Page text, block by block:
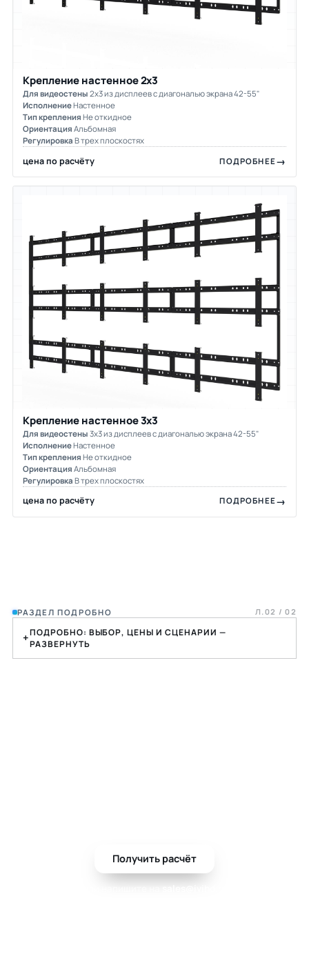
Крепление настенное 2х3
Для видеостены 2х3 из дисплеев с диагональю экрана 42-55"
ИсполнениеНастенное
Тип крепления Не откидное
Ориентация Альбомная
Регулировка В трех плоскостях
цена по расчёту ПОДРОБНЕЕ
Крепление настенное 3х3
Для видеостены 3х3 из дисплеев с диагональю экрана 42-55"
ИсполнениеНастенное
Тип крепления Не откидное
Ориентация Альбомная
Регулировка В трех плоскостях
цена по расчёту ПОДРОБНЕЕ
РАЗДЕЛ ПОДРОБНО Л.02 / 02
ПОДРОБНО: ВЫБОР, ЦЕНЫ И СЦЕНАРИИ —
РАЗВЕРНУТЬ
Получить расчёт